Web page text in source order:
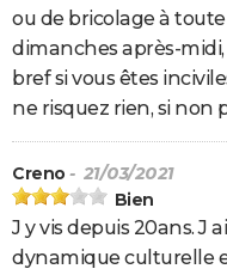
ou de bricolage à
dimanches après-
bref si vous êtes
ne risquez rien, si non
Creno - 21/03/2021
Bien
J y vis depuis 20ans. J
dynamique culturelle